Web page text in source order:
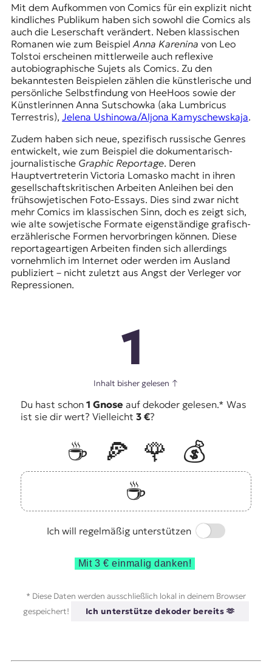
Mit dem Aufkommen von Comics für ein explizit nicht
kindliches Publikum haben sich sowohl die Comics als
auch die Leserschaft verändert. Neben klassischen
Romanen wie zum Beispiel Anna Karenina von Leo
Tolstoi erscheinen mittlerweile auch reflexive
autobiographische Sujets als Comics. Zu den
bekanntesten Beispielen zählen die künstlerische und
persönliche Selbstfindung von HeeHoos sowie der
Künstlerinnen Anna Sutschowka (aka Lumbricus
Terrestris), Jelena Ushinowa/Aljona Kamyschewskaja.
Zudem haben sich neue, spezifisch russische Genres
entwickelt, wie zum Beispiel die dokumentarisch-
journalistische Graphic Reportage. Deren
Hauptvertreterin Victoria Lomasko macht in ihren
gesellschaftskritischen Arbeiten Anleihen bei den
frühsowjetischen Foto-Essays. Dies sind zwar nicht
mehr Comics im klassischen Sinn, doch es zeigt sich,
wie alte sowjetische Formate eigenständige grafisch-
erzählerische Formen hervorbringen können. Diese
reportageartigen Arbeiten finden sich allerdings
vornehmlich im Internet oder werden im Ausland
publiziert – nicht zuletzt aus Angst der Verleger vor
Repressionen.
1
Inhalt bisher gelesen ↑
Du hast schon 1 Gnose auf dekoder gelesen.* Was
ist sie dir wert? Vielleicht 3 €?
☕️ 🍕 🌹
💰
☕️
Ich will regelmäßig unterstützen
Switch
Mit 3 € einmalig danken!
* Diese Daten werden ausschließlich lokal in deinem Browser
gespeichert!
Ich unterstütze dekoder bereits 🫶